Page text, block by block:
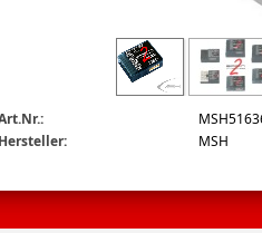
msh51636-brain-2-msh.png
Hersteller:
MSH